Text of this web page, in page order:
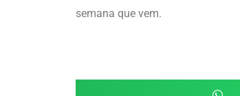
semana que vem.